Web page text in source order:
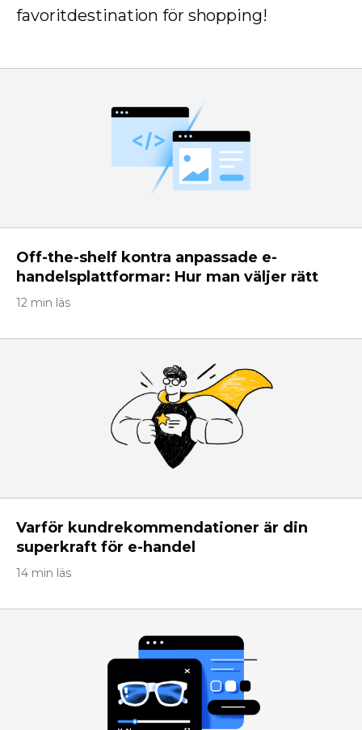
favoritdestination för shopping!
Off-the-shelf kontra anpassade e-
handelsplattformar: Hur man väljer rätt
12 min läs
Varför kundrekommendationer är din
superkraft för e-handel
14 min läs